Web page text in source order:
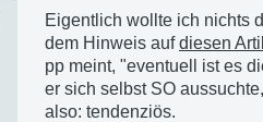
Eigentlich wollte ich nichts
dem Hinweis aufdiesen
pp meint, "eventuell ist es
er sich selbst SO
also: tendenziös.